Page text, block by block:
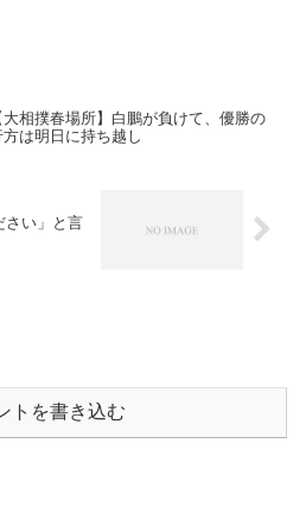
大相撲春場所】白鵬が負けて、優勝の
は明日に持ち越し
さい」と言
トを書き込む